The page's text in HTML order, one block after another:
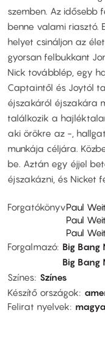
szemben. Az idősebb
benne valami riasztó.
helyet csináljon az
gyorsan felbukkant
Nick továbblép, egy
Captaintől és Joytól
éjszakáról éjszakára
találkozik a
aki örökre az -,
munkája céljára.
be. Aztán egy éjjel
éjszakázni, és Nicket
ForgatókönyvPaul
Paul
Paul
Forgalmazó Big Bang
Big Bang
Színes Színes
Készítő országok
Felirat nyelvek